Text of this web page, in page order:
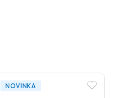
NOVINKA